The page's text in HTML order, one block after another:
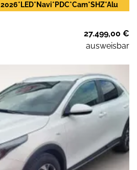
27.499,00 €
ausweisbar